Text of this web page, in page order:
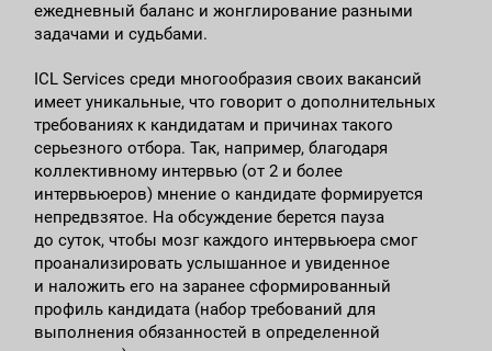
ежедневный баланс и жонглирование разными
задачами и судьбами.
ICL Services среди многообразия своих вакансий
имеет уникальные, что говорит о дополнительных
требованиях к кандидатам и причинах такого
серьезного отбора. Так, например, благодаря
коллективному интервью (от 2 и более
интервьюеров) мнение о кандидате формируется
непредвзятое. На обсуждение берется пауза
до суток, чтобы мозг каждого интервьюера смог
проанализировать услышанное и увиденное
и наложить его на заранее сформированный
профиль кандидата (набор требований для
выполнения обязанностей в определенной